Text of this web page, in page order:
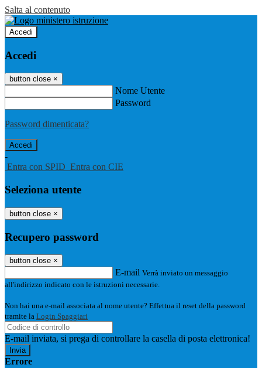
Salta al contenuto
Accedi
Accedi
button close ×
Nome Utente
Password
Password dimenticata?
-
Entra con SPID Entra con CIE
Seleziona utente
button close ×
Recupero password
button close ×
E-mail Verrà inviato un messaggio
all'indirizzo indicato con le istruzioni necessarie.
Non hai una e-mail associata al nome utente? Effettua il reset della password
tramite la Login Spaggiari
E-mail inviata, si prega di controllare la casella di posta elettronica!
Errore